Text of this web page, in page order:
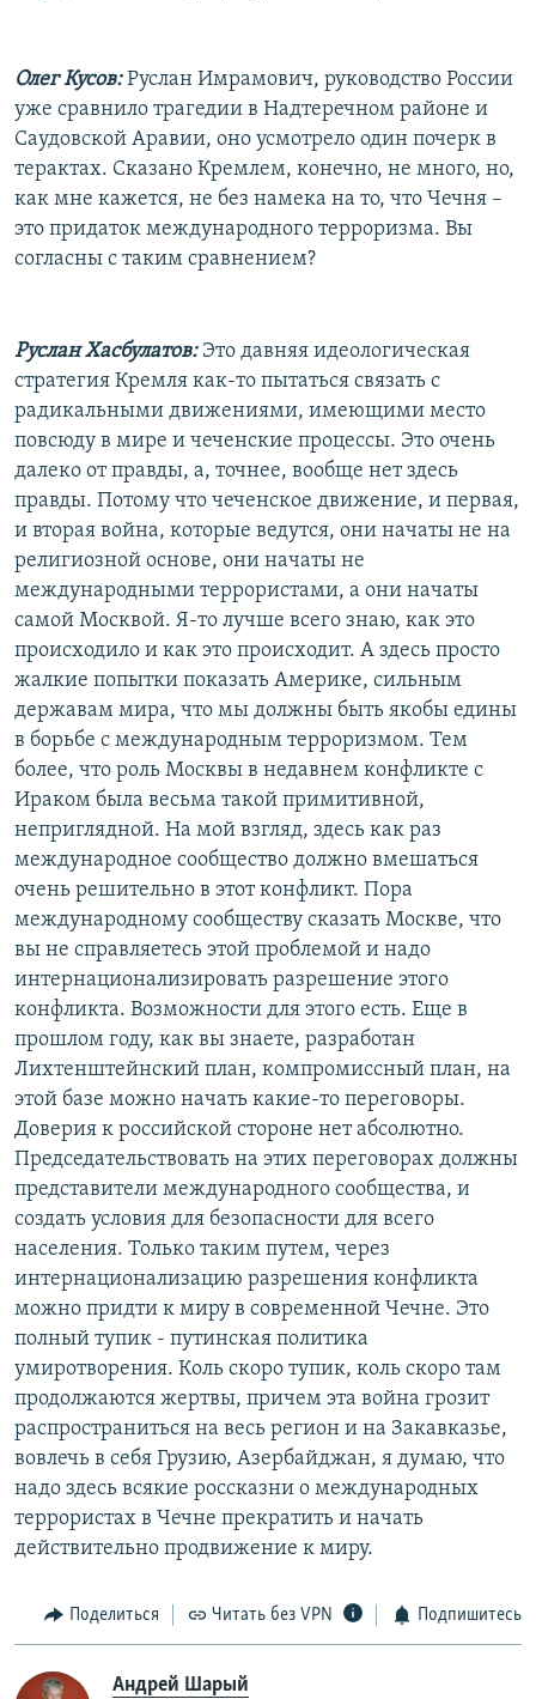
Олег Кусов:Руслан Имрамович, руководство России
уже сравнило трагедии в Надтеречном районе и
Саудовской Аравии, оно усмотрело один почерк в
терактах. Сказано Кремлем, конечно, не много, но,
как мне кажется, не без намека на то, что Чечня –
это придаток международного терроризма. Вы
согласны с таким сравнением?
Руслан Хасбулатов:Это давняя идеологическая
стратегия Кремля как-то пытаться связать с
радикальными движениями, имеющими место
повсюду в мире и чеченские процессы. Это очень
далеко от правды, а, точнее, вообще нет здесь
правды. Потому что чеченское движение, и первая,
и вторая война, которые ведутся, они начаты не на
религиозной основе, они начаты не
международными террористами, а они начаты
самой Москвой. Я-то лучше всего знаю, как это
происходило и как это происходит. А здесь просто
жалкие попытки показать Америке, сильным
державам мира, что мы должны быть якобы едины
в борьбе с международным терроризмом. Тем
более, что роль Москвы в недавнем конфликте с
Ираком была весьма такой примитивной,
неприглядной. На мой взгляд, здесь как раз
международное сообщество должно вмешаться
очень решительно в этот конфликт. Пора
международному сообществу сказать Москве, что
вы не справляетесь этой проблемой и надо
интернационализировать разрешение этого
конфликта. Возможности для этого есть. Еще в
прошлом году, как вы знаете, разработан
Лихтенштейнский план, компромиссный план, на
этой базе можно начать какие-то переговоры.
Доверия к российской стороне нет абсолютно.
Председательствовать на этих переговорах должны
представители международного сообщества, и
создать условия для безопасности для всего
населения. Только таким путем, через
интернационализацию разрешения конфликта
можно придти к миру в современной Чечне. Это
полный тупик - путинская политика
умиротворения. Коль скоро тупик, коль скоро там
продолжаются жертвы, причем эта война грозит
распространиться на весь регион и на Закавказье,
вовлечь в себя Грузию, Азербайджан, я думаю, что
надо здесь всякие россказни о международных
террористах в Чечне прекратить и начать
действительно продвижение к миру.
Поделиться Читать без VPN Подпишитесь
Андрей Шарый